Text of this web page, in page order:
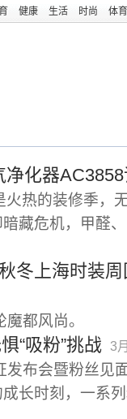
健康 生活 时尚 体育
化器
热的装修季，
藏危机，甲醛
冬上海时装
都风尚。
“吸粉”挑战 3
发布会暨粉丝见
长时刻，一系